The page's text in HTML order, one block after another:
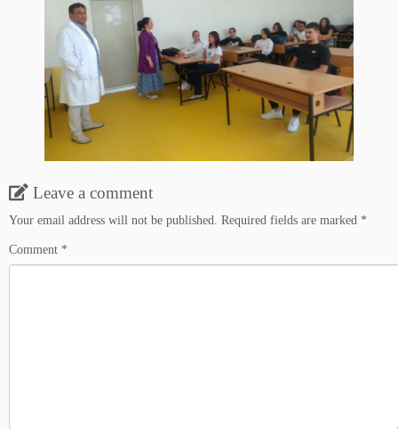
Leave a comment
Your email address will not be published. Required fields are marked *
Comment *